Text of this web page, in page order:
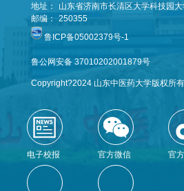
地址：
山东省济南市长清区大学科技园
邮编：
250355
鲁ICP备05002379号-1
鲁公网安备 37010202001879号
Copyright?2024 山东中医药大学版权所有
电子校报 官方微信 官